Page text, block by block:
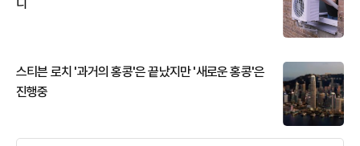
디
스티븐 로치 '과거의 홍콩'은 끝났지만 '새로운 홍콩'은
진행중